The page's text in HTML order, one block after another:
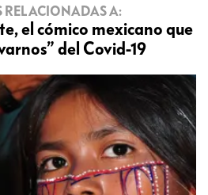
RELACIONADAS A:
el cómico mexicano que
del Covid-19